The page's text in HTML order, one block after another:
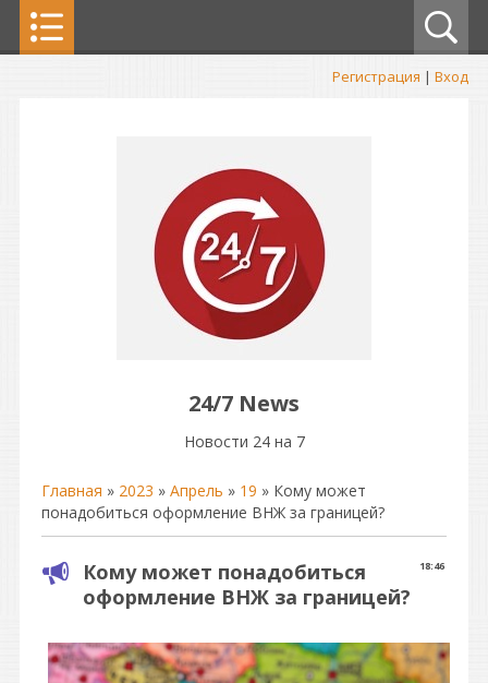
Регистрация | Вход
24/7 News
Новости 24 на 7
Главная » 2023 » Апрель » 19 » Кому может
понадобиться оформление ВНЖ за границей?
18:46
Кому может понадобиться
оформление ВНЖ за границей?